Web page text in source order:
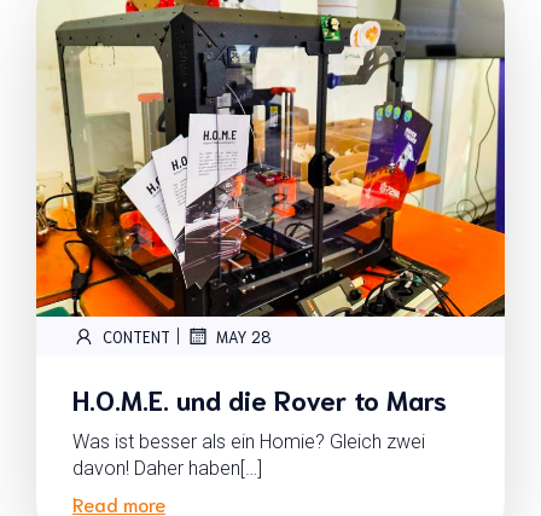
CONTENT | MAY 28
H.O.M.E. und die Rover to Mars
Was ist besser als ein Homie? Gleich zwei
davon! Daher haben[…]
Read more